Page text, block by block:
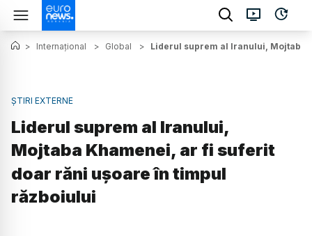
> Internațional > Global > Liderul suprem al Iranului, Mojtaba
ȘTIRI EXTERNE
Liderul suprem al Iranului,
Mojtaba Khamenei, ar fi suferit
doar răni ușoare în timpul
războiului